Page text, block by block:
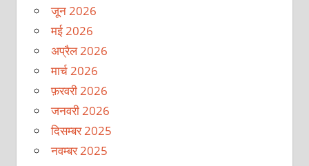
जून 2026
मई 2026
अप्रैल 2026
मार्च 2026
फ़रवरी 2026
जनवरी 2026
दिसम्बर 2025
नवम्बर 2025